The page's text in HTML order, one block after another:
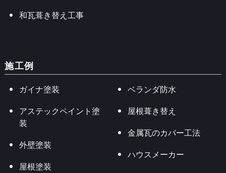
和瓦葺き替え工事
施工例
ガイナ塗装
アステックペイント塗
装
外壁塗装
屋根塗装
ベランダ防水
屋根葺き替え
金属瓦のカバー工法
ハウスメーカー